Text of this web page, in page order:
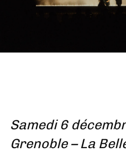
Samedi 6
Grenoble – La